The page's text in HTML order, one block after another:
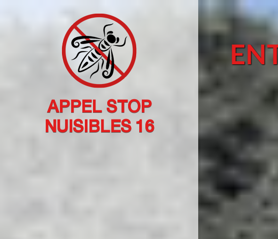
APPEL STOP
NUISIBLES 16